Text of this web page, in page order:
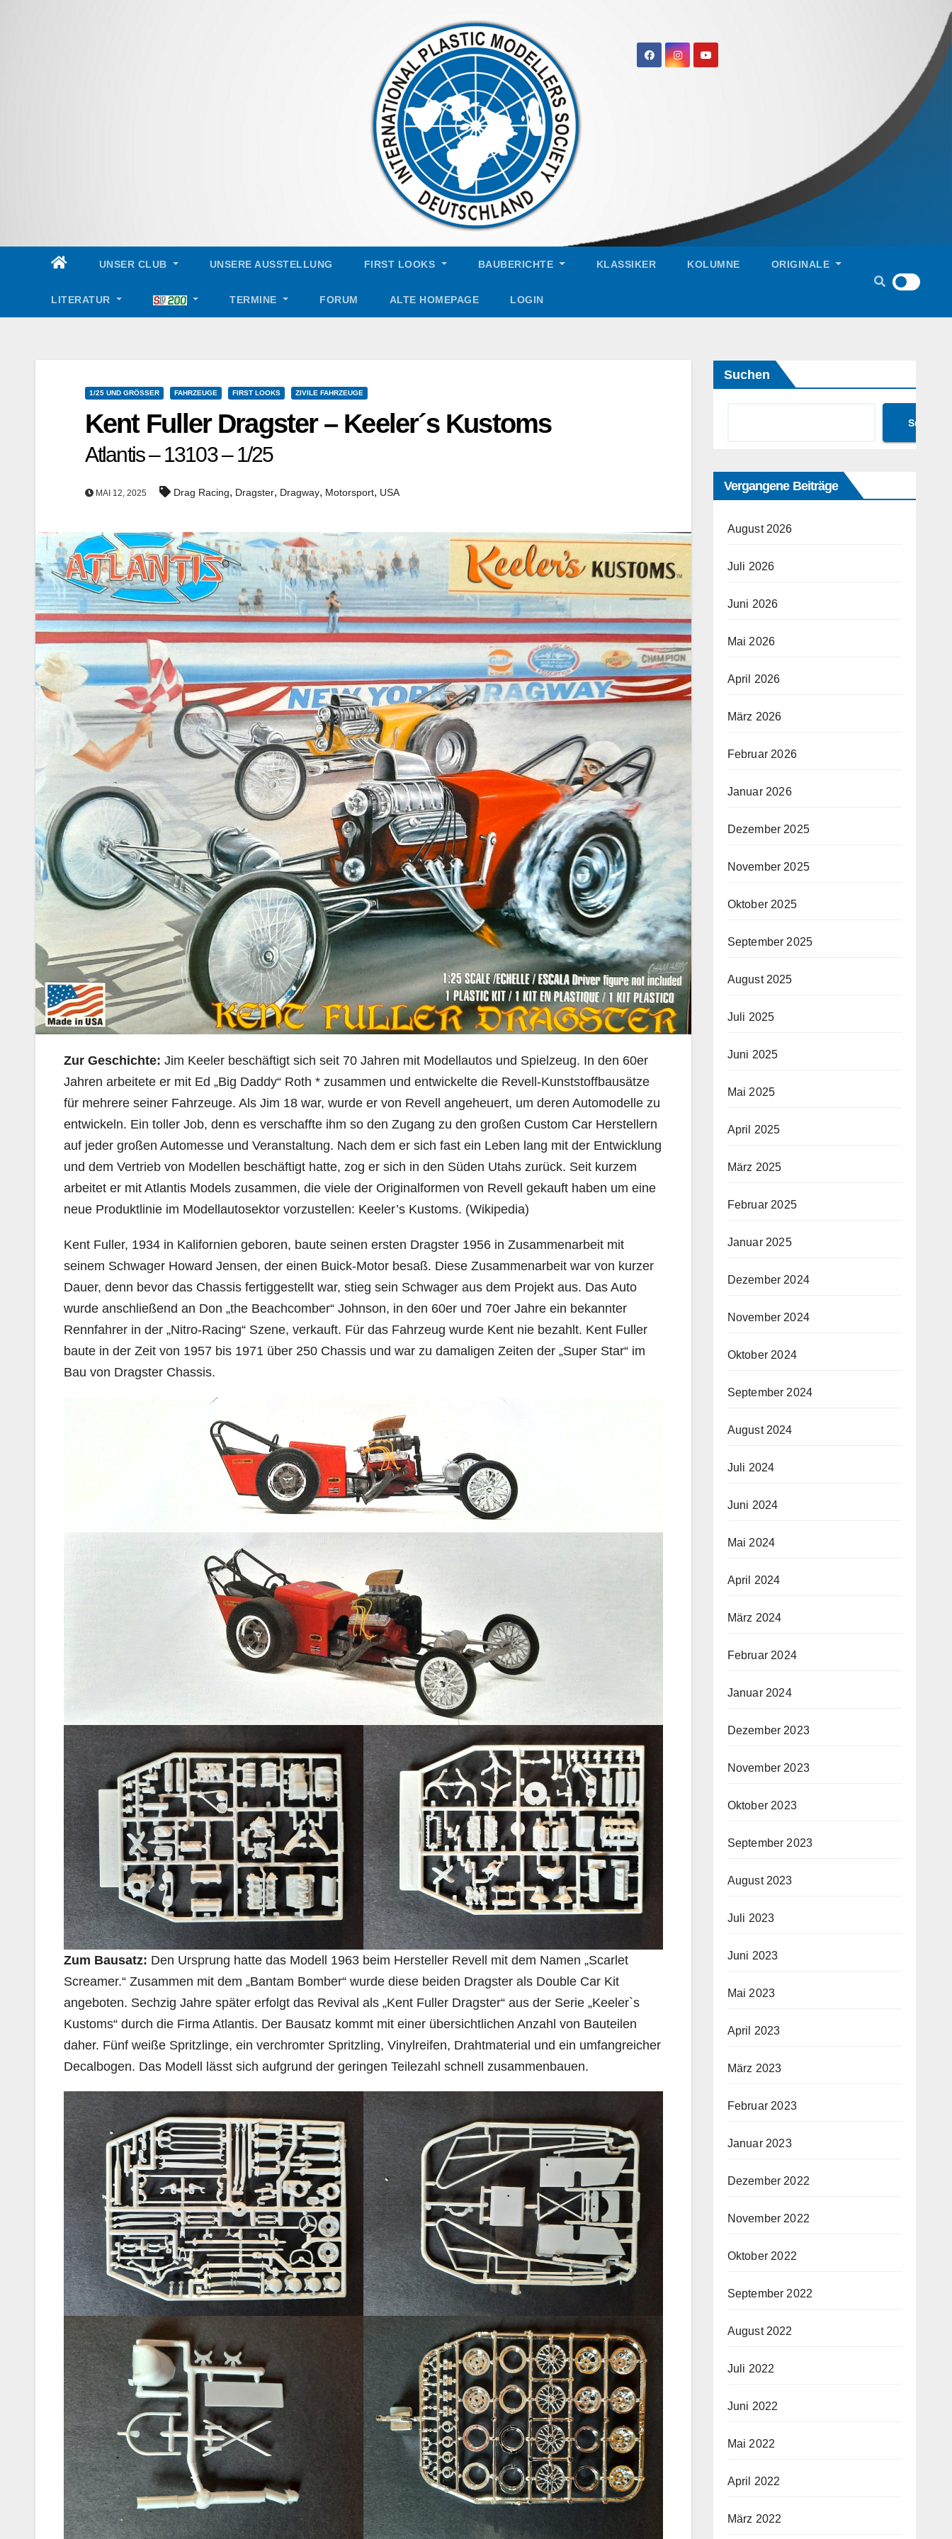
UNSER CLUB UNSERE AUSSTELLUNG FIRST LOOKS BAUBERICHTE KLASSIKER KOLUMNE ORIGINALE
LITERATUR TERMINE FORUM ALTE HOMEPAGE LOGIN
1/25 UND GRÖSSER FAHRZEUGE FIRST LOOKS ZIVILE FAHRZEUGE
Kent Fuller Dragster – Keeler´s Kustoms
Atlantis – 13103 – 1/25
MAI 12, 2025 Drag Racing, Dragster, Dragway, Motorsport, USA
Zur Geschichte: Jim Keeler beschäftigt sich seit 70 Jahren mit Modellautos und Spielzeug. In den 60er
Jahren arbeitete er mit Ed „Big Daddy“ Roth * zusammen und entwickelte die Revell-Kunststoffbausätze
für mehrere seiner Fahrzeuge. Als Jim 18 war, wurde er von Revell angeheuert, um deren Automodelle zu
entwickeln. Ein toller Job, denn es verschaffte ihm so den Zugang zu den großen Custom Car Herstellern
auf jeder großen Automesse und Veranstaltung. Nach dem er sich fast ein Leben lang mit der Entwicklung
und dem Vertrieb von Modellen beschäftigt hatte, zog er sich in den Süden Utahs zurück. Seit kurzem
arbeitet er mit Atlantis Models zusammen, die viele der Originalformen von Revell gekauft haben um eine
neue Produktlinie im Modellautosektor vorzustellen: Keeler’s Kustoms. (Wikipedia)
Kent Fuller, 1934 in Kalifornien geboren, baute seinen ersten Dragster 1956 in Zusammenarbeit mit
seinem Schwager Howard Jensen, der einen Buick-Motor besaß. Diese Zusammenarbeit war von kurzer
Dauer, denn bevor das Chassis fertiggestellt war, stieg sein Schwager aus dem Projekt aus. Das Auto
wurde anschließend an Don „the Beachcomber“ Johnson, in den 60er und 70er Jahre ein bekannter
Rennfahrer in der „Nitro-Racing“ Szene, verkauft. Für das Fahrzeug wurde Kent nie bezahlt. Kent Fuller
baute in der Zeit von 1957 bis 1971 über 250 Chassis und war zu damaligen Zeiten der „Super Star“ im
Bau von Dragster Chassis.
Zum Bausatz: Den Ursprung hatte das Modell 1963 beim Hersteller Revell mit dem Namen „Scarlet
Screamer.“ Zusammen mit dem „Bantam Bomber“ wurde diese beiden Dragster als Double Car Kit
angeboten. Sechzig Jahre später erfolgt das Revival als „Kent Fuller Dragster“ aus der Serie „Keeler`s
Kustoms“ durch die Firma Atlantis. Der Bausatz kommt mit einer übersichtlichen Anzahl von Bauteilen
daher. Fünf weiße Spritzlinge, ein verchromter Spritzling, Vinylreifen, Drahtmaterial und ein umfangreicher
Decalbogen. Das Modell lässt sich aufgrund der geringen Teilezahl schnell zusammenbauen.
Suchen
Suchen
Vergangene Beiträge
August 2026
Juli 2026
Juni 2026
Mai 2026
April 2026
März 2026
Februar 2026
Januar 2026
Dezember 2025
November 2025
Oktober 2025
September 2025
August 2025
Juli 2025
Juni 2025
Mai 2025
April 2025
März 2025
Februar 2025
Januar 2025
Dezember 2024
November 2024
Oktober 2024
September 2024
August 2024
Juli 2024
Juni 2024
Mai 2024
April 2024
März 2024
Februar 2024
Januar 2024
Dezember 2023
November 2023
Oktober 2023
September 2023
August 2023
Juli 2023
Juni 2023
Mai 2023
April 2023
März 2023
Februar 2023
Januar 2023
Dezember 2022
November 2022
Oktober 2022
September 2022
August 2022
Juli 2022
Juni 2022
Mai 2022
April 2022
März 2022